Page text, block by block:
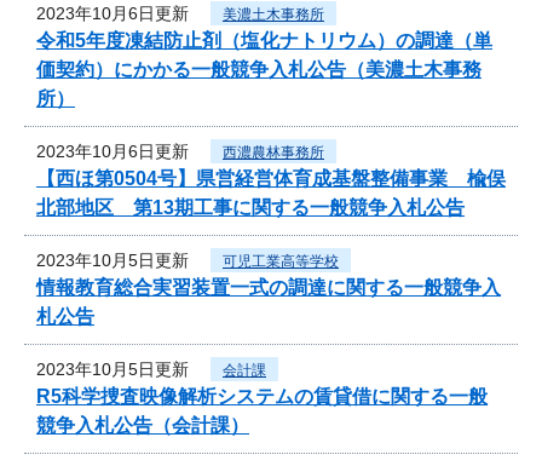
2023年10月6日更新 美濃土木事務所
令和5年度凍結防止剤（塩化ナトリウム）の調達（単
価契約）にかかる一般競争入札公告（美濃土木事務
所）
2023年10月6日更新 西濃農林事務所
【西ほ第0504号】県営経営体育成基盤整備事業 楡俣
北部地区 第13期工事に関する一般競争入札公告
2023年10月5日更新 可児工業高等学校
情報教育総合実習装置一式の調達に関する一般競争入
札公告
2023年10月5日更新 会計課
R5科学捜査映像解析システムの賃貸借に関する一般
競争入札公告（会計課）